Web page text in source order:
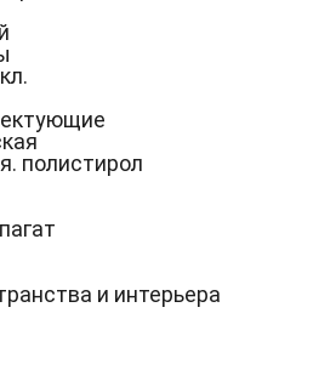
полистирол
и интерьера